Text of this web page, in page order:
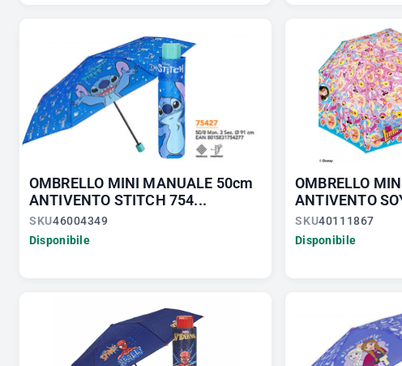
OMBRELLO MINI MANUALE 50cm
ANTIVENTO STITCH 754...
SKU46004349
Disponibile
OMBRELLO
ANTIVENTO
SKU40111867
Disponibile